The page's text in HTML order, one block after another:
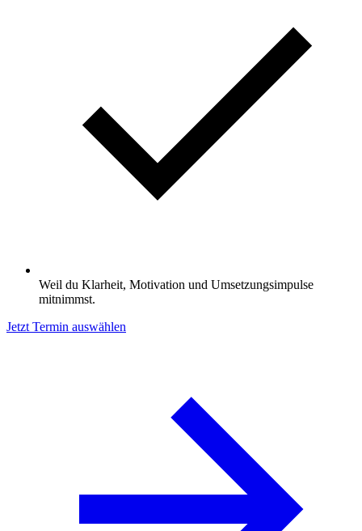
Weil du Klarheit, Motivation und Umsetzungsimpulse
mitnimmst.
Jetzt Termin auswählen